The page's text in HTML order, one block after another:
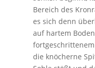
Bereich des
es sich denn
auf hartem
die knöcherne